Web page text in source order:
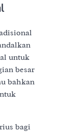
untuk
besar
bahkan
bagi